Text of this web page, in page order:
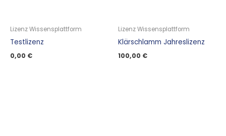
Lizenz Wissensplattform
Testlizenz
0,00 €
Lizenz Wissensplattform
Klärschlamm Jahreslizenz
100,00 €